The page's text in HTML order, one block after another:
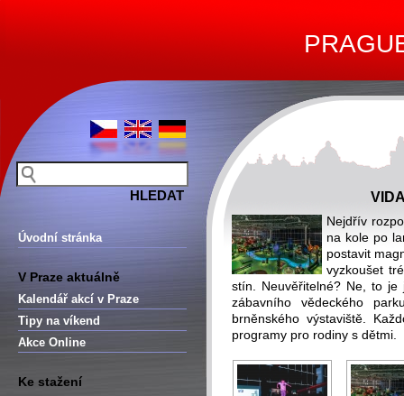
Úvodní stránka
V Praze aktuálně
Kalendář akcí v Praze
Tipy na víkend
Akce Online
Ke stažení
Nejdřív
na kole po
postavit
vyzkoušet
stín. Neuvěřitelné? Ne, to
zábavního vědeckého
brněnského výstaviště.
programy pro rodiny s dětmi.